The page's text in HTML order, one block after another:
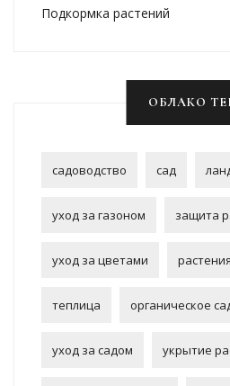
Подкормка растений
ОБЛАКО
садоводство сад
уход за газоном защита
уход за цветами растения
теплица органическое
уход за садом укрытие